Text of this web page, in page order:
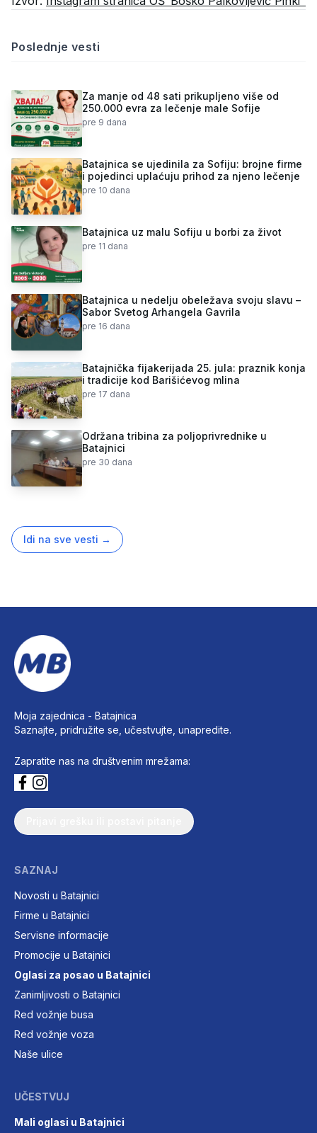
Poslednje vesti
Za manje od 48 sati prikupljeno više od
250.000 evra za lečenje male Sofije
pre 9 dana
Batajnica se ujedinila za Sofiju: brojne firme
i pojedinci uplaćuju prihod za njeno lečenje
pre 10 dana
Batajnica uz malu Sofiju u borbi za život
pre 11 dana
Batajnica u nedelju obeležava svoju slavu –
Sabor Svetog Arhangela Gavrila
pre 16 dana
Batajnička fijakerijada 25. jula: praznik konja
i tradicije kod Barišićevog mlina
pre 17 dana
Održana tribina za poljoprivrednike u
Batajnici
pre 30 dana
Idi na sve vesti →
Moja zajednica - Batajnica
Saznajte, pridružite se, učestvujte, unapredite.
Zapratite nas na društvenim mrežama:
SAZNAJ
Novosti u Batajnici
Firme u Batajnici
Servisne informacije
Promocije u Batajnici
Oglasi za posao u Batajnici
Zanimljivosti o Batajnici
Red vožnje busa
Red vožnje voza
Naše ulice
UČESTVUJ
Mali oglasi u Batajnici